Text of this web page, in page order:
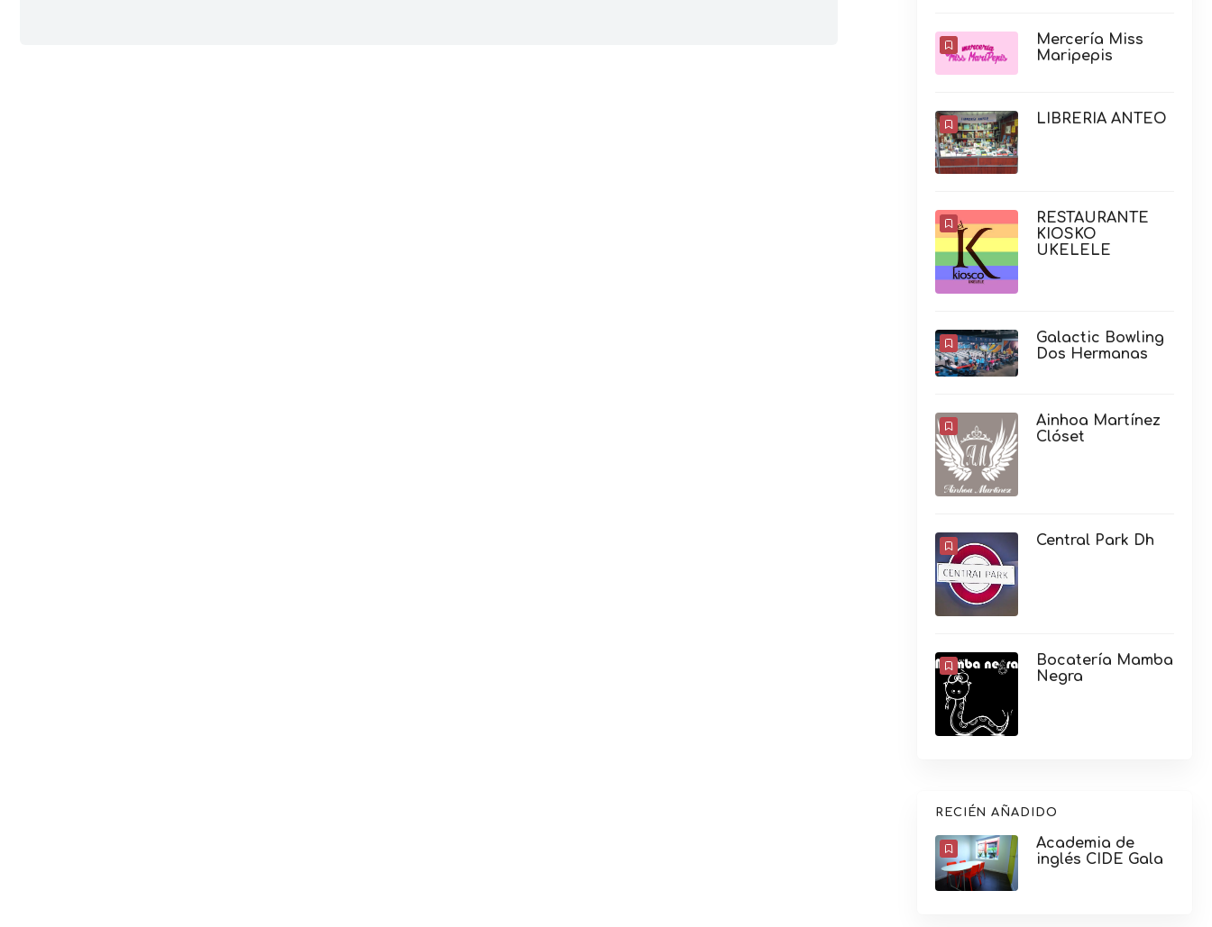
Mercería Miss
Maripepis
LIBRERIA ANTEO
RESTAURANTE
KIOSKO
UKELELE
Galactic Bowling
Dos Hermanas
Ainhoa Martínez
Clóset
Central Park Dh
Bocatería Mamba
Negra
RECIÉN AÑADIDO
Academia de
inglés CIDE Gala